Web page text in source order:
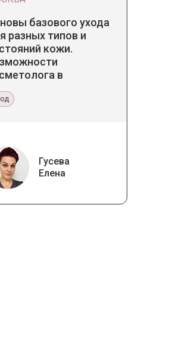
базового ухода
разных типов и
кожи.
в
Гусева
Елена